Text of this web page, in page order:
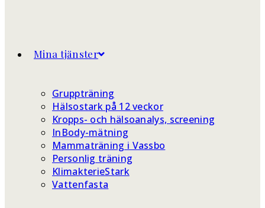
Mina tjänster
Gruppträning
Hälsostark på 12 veckor
Kropps- och hälsoanalys, screening
InBody-mätning
Mammaträning i Vassbo
Personlig träning
KlimakterieStark
Vattenfasta